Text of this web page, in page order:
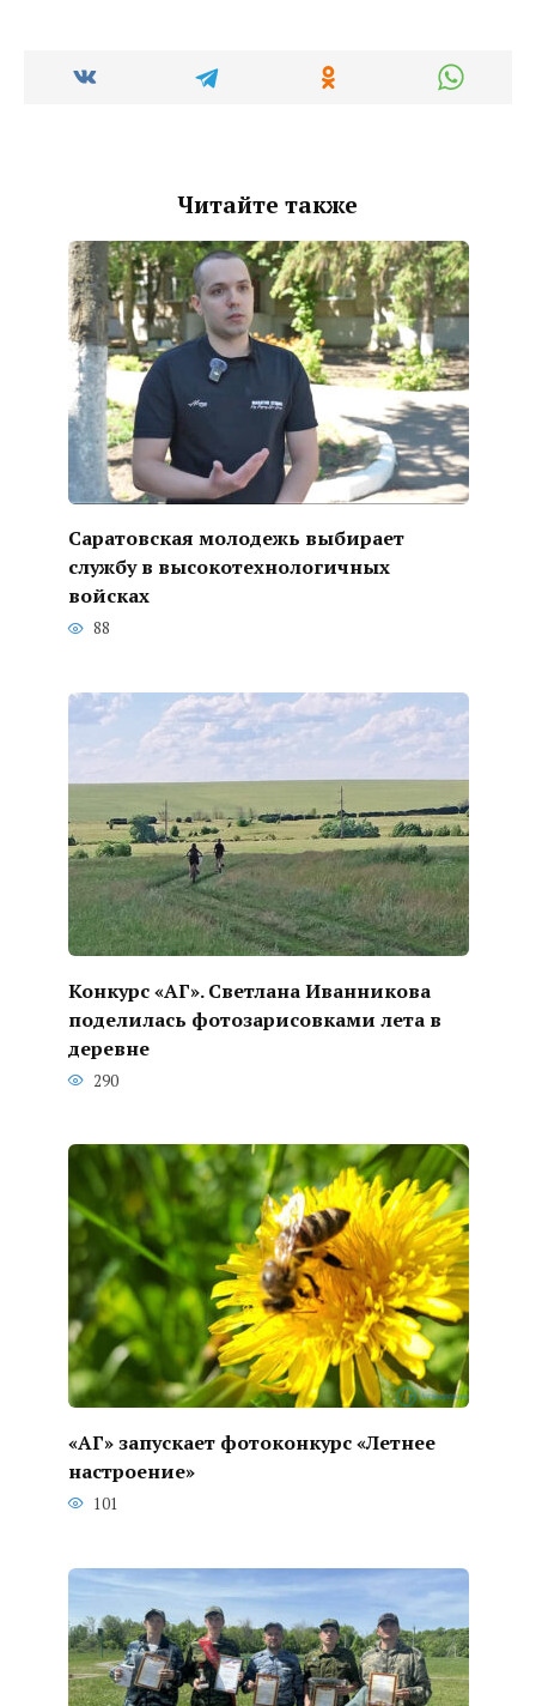
Читайте также
Саратовская молодежь выбирает
службу в высокотехнологичных
войсках
88
Конкурс «АГ». Светлана Иванникова
поделилась фотозарисовками лета в
деревне
290
«АГ» запускает фотоконкурс «Летнее
настроение»
101